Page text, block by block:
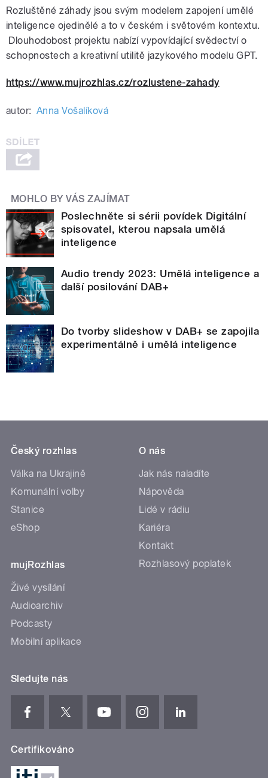
Rozluštěné záhady jsou svým modelem zapojení umělé
inteligence ojedinělé a to v českém i světovém kontextu.
Dlouhodobost projektu nabízí vypovídající svědectví o
schopnostech a kreativní utilitě jazykového modelu GPT.
https://www.mujrozhlas.cz/rozlustene-zahady
autor: Anna Vošalíková
MOHLO BY VÁS ZAJÍMAT
Poslechněte si sérii povídek Digitální
spisovatel, kterou napsala umělá
inteligence
Audio trendy 2023: Umělá inteligence a
další posilování DAB+
Do tvorby slideshow v DAB+ se zapojila
experimentálně i umělá inteligence
Český rozhlas
Válka na Ukrajině
Komunální volby
Stanice
eShop
mujRozhlas
Živé vysílání
Audioarchiv
Podcasty
Mobilní aplikace
O nás
Jak nás naladíte
Nápověda
Lidé v rádiu
Kariéra
Kontakt
Rozhlasový poplatek
Sledujte nás
Certifikováno